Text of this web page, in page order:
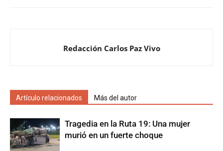
Redacción Carlos Paz Vivo
Artículo relacionados Más del autor
Tragedia en la Ruta 19: Una mujer
murió en un fuerte choque